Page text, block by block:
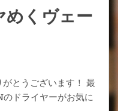
めくヴェー
とうございます！ 最
ドライヤーがお気に